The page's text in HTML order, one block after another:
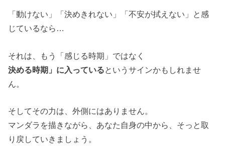
「動けない」「決めきれない」「不安が拭えない」と感
じているなら …
それは、もう「感じる時期」ではなく
決める時期」に入っているというサインかもしれませ
ん。
そしてその力は、外側にはありません。
マンダラを描きながら、あなた自身の中から、そっと取
り戻していきましょう。